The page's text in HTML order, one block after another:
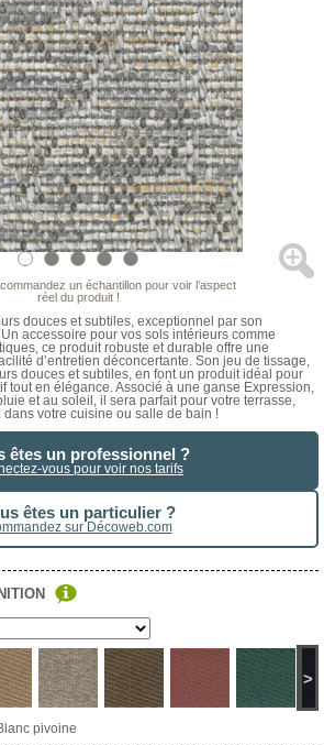
un échantillon pour voir l’aspect
réel du produit !
douces et subtiles, exceptionnel par son
accessoire pour vos sols intérieurs comme
ce produit robuste et durable offre une
d’entretien déconcertante. Son jeu de tissage,
douces et subtiles, en font un produit idéal pour
tout en élégance. Associé à une ganse Expression,
et au soleil, il sera parfait pour votre terrasse,
votre cuisine ou salle de bain !
êtes un professionnel ?
vous pour voir nos tarifs
êtes un particulier ?
sur Décoweb.com
>
pivoine